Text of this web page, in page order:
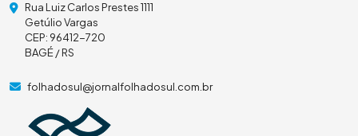
Rua Luiz Carlos Prestes 1111
Getúlio Vargas
CEP: 96412-720
BAGÉ / RS
folhadosul@jornalfolhadosul.com.br